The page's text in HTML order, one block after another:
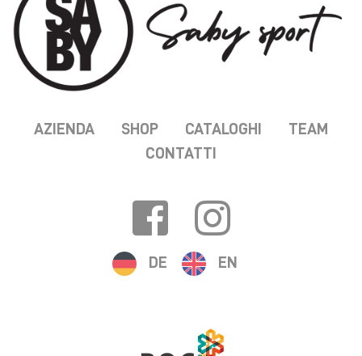
AZIENDA SHOP CATALOGHI
TEAM
CONTATTI
DE EN